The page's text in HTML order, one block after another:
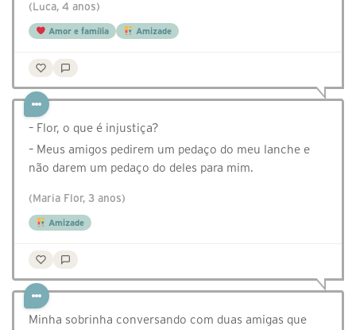
(Luca, 4 anos)
Amor e família Amizade
– Flor, o que é injustiça?
– Meus amigos pedirem um pedaço do meu lanche e
não darem um pedaço do deles para mim.
(Maria Flor, 3 anos)
Amizade
Minha sobrinha conversando com duas amigas que